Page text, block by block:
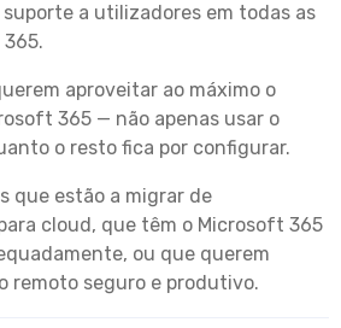
a utilizadores em todas as
aproveitar ao máximo o
365 — não apenas usar o
o resto fica por configurar.
que estão a migrar de
cloud, que têm o Microsoft 365
ou que querem
remoto seguro e produtivo.